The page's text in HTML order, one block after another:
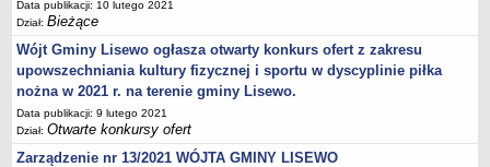
Oświadczenia
Interpelacje
Wzory, druki
Wybory uzupełniające
GOSPODARKA ODPADAMI KOMUNALNYMI
Analiza stanu gospodarki odpadami komunalnymi
Data publikacji: 10 lutego 2021
Dział:Bieżące
Wójt Gminy Lisewo ogłasza otwarty konkurs ofert z zakresu
upowszechniania kultury fizycznej i sportu w dyscyplinie piłka
nożna w 2021 r. na terenie gminy Lisewo.
Data publikacji: 9 lutego 2021
Dział:Otwarte konkursy ofert
Zarządzenie nr 13/2021 WÓJTA GMINY LISEWO